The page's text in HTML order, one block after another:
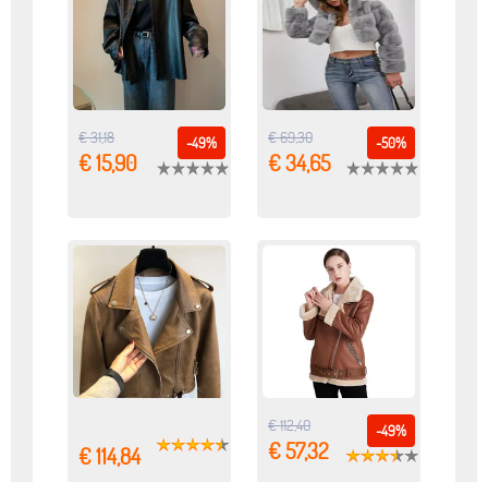
-49%
€ 31,18
€ 15,90
-50%
€ 69,30
€ 34,65
€ 114,84
-49%
€ 112,40
€ 57,32